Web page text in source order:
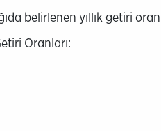
belirlenen yıllık getiri
Oranları: